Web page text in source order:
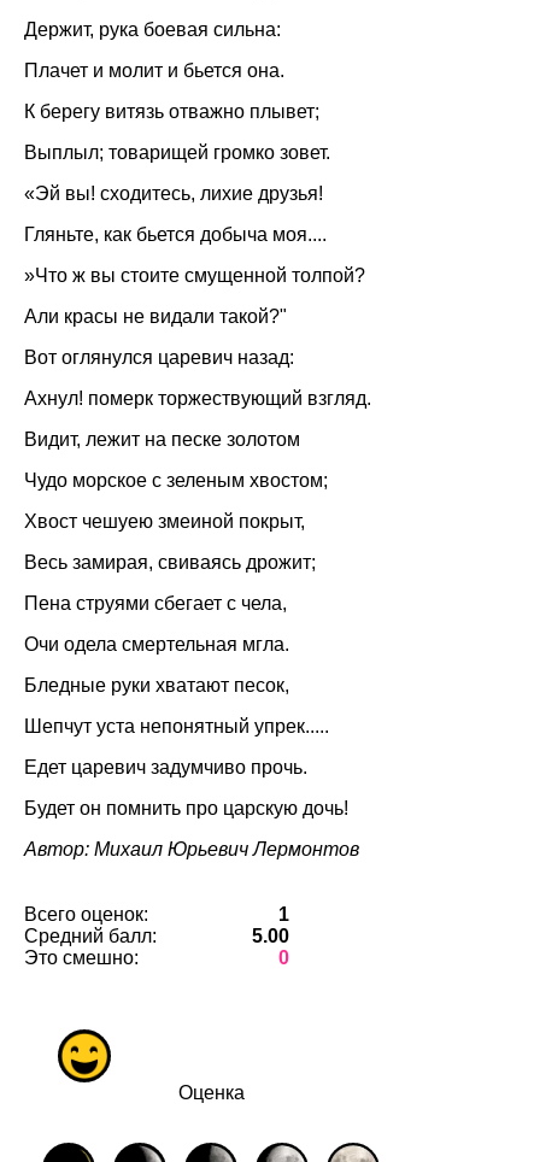
Держит, рука боевая сильна:
Плачет и молит и бьется она.
К берегу витязь отважно плывет;
Выплыл; товарищей громко зовет.
«Эй вы! сходитесь, лихие друзья!
Гляньте, как бьется добыча моя....
»Что ж вы стоите смущенной толпой?
Али красы не видали такой?"
Вот оглянулся царевич назад:
Ахнул! померк торжествующий взгляд.
Видит, лежит на песке золотом
Чудо морское с зеленым хвостом;
Хвост чешуею змеиной покрыт,
Весь замирая, свиваясь дрожит;
Пена струями сбегает с чела,
Очи одела смертельная мгла.
Бледные руки хватают песок,
Шепчут уста непонятный упрек.....
Едет царевич задумчиво прочь.
Будет он помнить про царскую дочь!
Автор: Михаил Юрьевич Лермонтов
Всего оценок:
1
Средний балл:
5.00
Это смешно:
0
Оценка